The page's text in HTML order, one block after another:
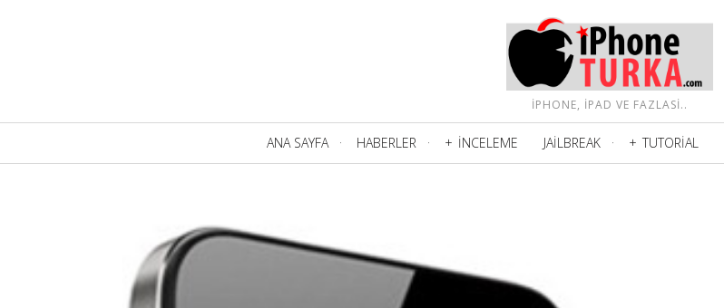
IPHONE, IPAD VE FAZLASI..
Navigasyon
ANA SAYFA HABERLER İNCELEME JAILBREAK TUTORIAL